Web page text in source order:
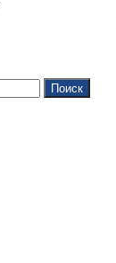
Поиск